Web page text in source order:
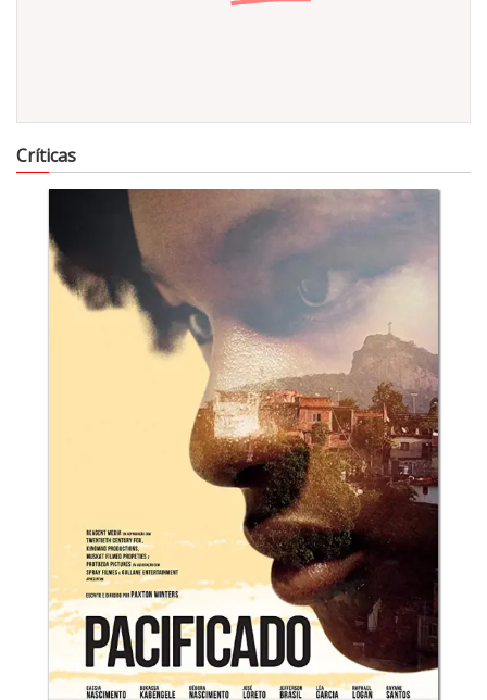
Críticas